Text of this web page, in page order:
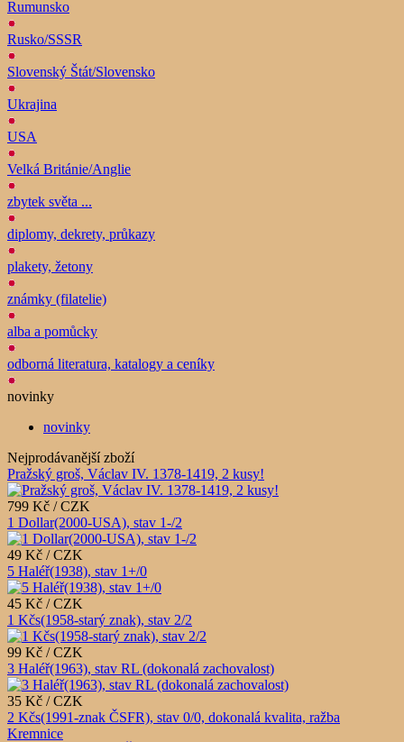
Rumunsko
Rusko/SSSR
Slovenský Štát/Slovensko
Ukrajina
USA
Velká Británie/Anglie
zbytek světa ...
diplomy, dekrety, průkazy
plakety, žetony
známky (filatelie)
alba a pomůcky
odborná literatura, katalogy a ceníky
novinky
novinky
Nejprodávanější zboží
Pražský groš, Václav IV. 1378-1419, 2 kusy!
799 Kč / CZK
1 Dollar(2000-USA), stav 1-/2
49 Kč / CZK
5 Haléř(1938), stav 1+/0
45 Kč / CZK
1 Kčs(1958-starý znak), stav 2/2
99 Kč / CZK
3 Haléř(1963), stav RL (dokonalá zachovalost)
35 Kč / CZK
2 Kčs(1991-znak ČSFR), stav 0/0, dokonalá kvalita, ražba
Kremnice